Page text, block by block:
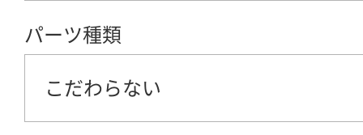
パーツ種類
こだわらない